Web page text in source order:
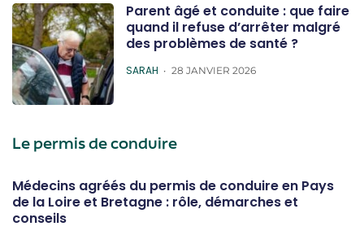
Parent âgé et conduite : que faire
quand il refuse d’arrêter malgré
des problèmes de santé ?
POSTED
SARAH 28 JANVIER 2026
Le permis de conduire
Médecins agréés du permis de conduire en Pays
de la Loire et Bretagne : rôle, démarches et
conseils